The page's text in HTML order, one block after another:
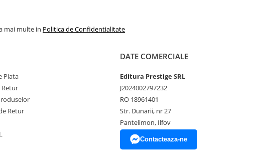
mai multe in Politica de Confidentialitate
Plata
Retur
Retur
DATE COMERCIALE
Editura Prestige SRL
J2024002797232
RO 18961401
Str. Dunarii, nr 27
Pantelimon, Ilfov
Contacteaza-ne